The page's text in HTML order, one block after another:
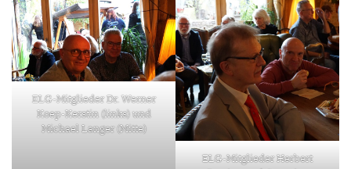
ELG-Mitglieder Dr. Werner
Koep-Kerstin (links) und
Michael Langer (Mitte)
ELG-Mitglieder Herbert